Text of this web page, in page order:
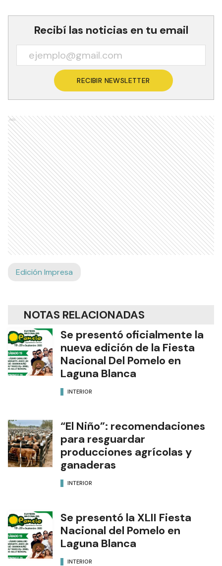
Recibí las noticias en tu email
RECIBIR NEWSLETTER
Ads
Edición Impresa
NOTAS RELACIONADAS
Se presentó oficialmente la
nueva edición de la Fiesta
Nacional Del Pomelo en
Laguna Blanca
INTERIOR
“El Niño”: recomendaciones
para resguardar
producciones agrícolas y
ganaderas
INTERIOR
Se presentó la XLII Fiesta
Nacional del Pomelo en
Laguna Blanca
INTERIOR